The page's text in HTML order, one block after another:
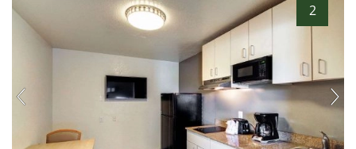
2